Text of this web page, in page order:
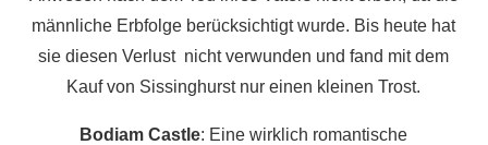
männliche Erbfolge berücksichtigt wurde. Bis heute hat
sie diesen Verlust nicht verwunden und fand mit dem
Kauf von Sissinghurst nur einen kleinen Trost.
Bodiam Castle: Eine wirklich romantische